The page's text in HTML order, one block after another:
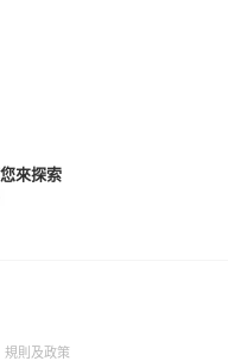
來探索
(Open
規則及政策(Open